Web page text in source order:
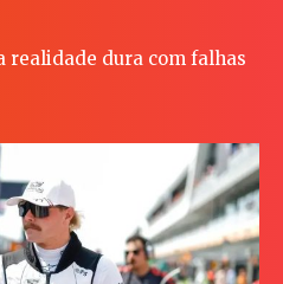
realidade dura com falhas